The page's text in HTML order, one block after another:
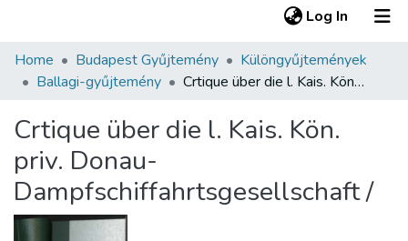
Log In (current)
Communities & Collections
Statistics
About us
Home Budapest Gyűjtemény
Különgyűjtemények
Ballagi-gyűjtemény
Crtique über die l. Kais. Kön. priv. Donau-Dampfschiffahrtsgesellschaft /
Crtique über die l. Kais. Kön.
priv. Donau-
Dampfschiffahrtsgesellschaft /